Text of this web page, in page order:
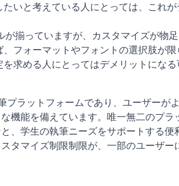
いと考えている人にとっては、これが
揃っていますが、カスタマイズが物足
フォーマットやフォントの選択肢が限
求める人にとってはデメリットになる
ラットフォームであり、ユーザーがよ
機能を備えています。唯一無二のプラ
、学生の執筆ニーズをサポートする便
タマイズ制限制限が、一部のユーザー